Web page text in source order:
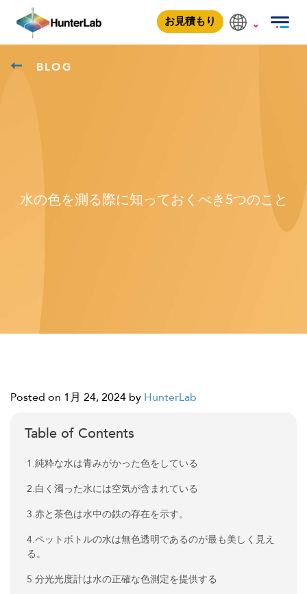
お見積もり
BLOG
水の色を測る際に知っておくべき5つのこと
Posted on 1月 24, 2024 by HunterLab
Table of Contents
1.純粋な水は青みがかった色をしている
2.白く濁った水には空気が含まれている
3.赤と茶色は水中の鉄の存在を示す。
4.ペットボトルの水は無色透明であるのが最も美しく見え
る。
5.分光光度計は水の正確な色測定を提供する